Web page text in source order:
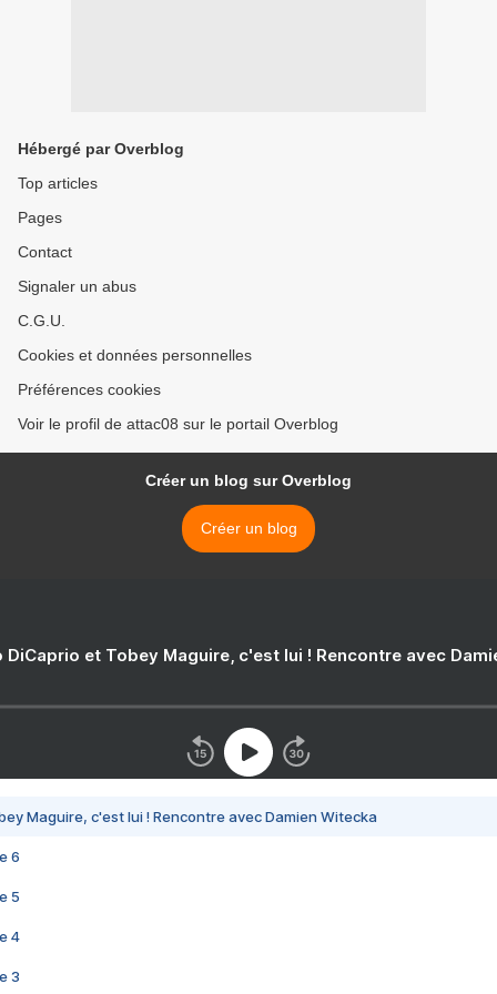
Hébergé par Overblog
Top articles
Pages
Contact
Signaler un abus
C.G.U.
Cookies et données personnelles
Préférences cookies
Voir le profil de attac08 sur le portail Overblog
Créer un blog sur Overblog
Créer un blog
DiCaprio et Tobey Maguire, c'est lui ! Rencontre avec
Maguire, c'est lui ! Rencontre avec Damien Witecka
6
5
4
3